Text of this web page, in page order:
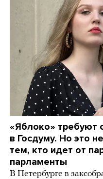
«Яблоко» требуют
в Госдуму. Но это
тем, кто идет от
парламенты
В Петербурге в